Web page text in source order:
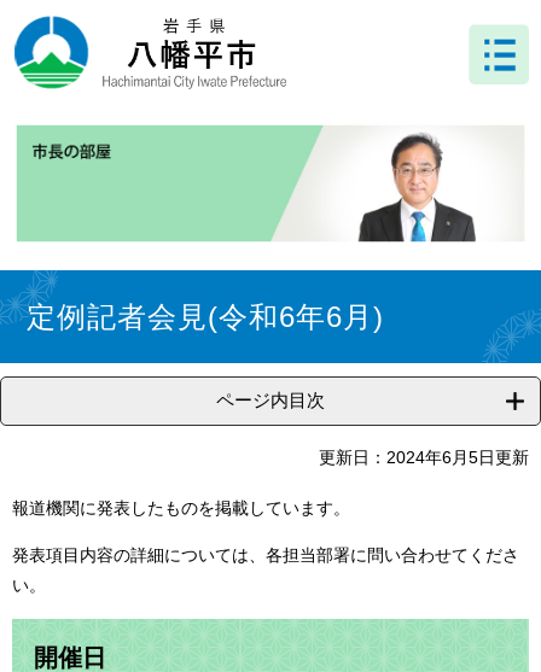
ー
ジ
ニ
ュ
文 定例記者会見(令和6年6月)
ページ内目次
更新日：2024年6月5日更新
報道機関に発表したものを掲載しています。
発表項目内容の詳細については、各担当部署に問い合わせてくださ
い。
開催日